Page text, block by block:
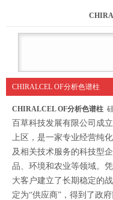
CHIRALCEL OF分析色谱柱
CHIRALCEL OF分析色谱柱
百草科技发展有限公司成
上区，是一家专业经营纯
及相关技术服务的科技型
品、环境和农业等领域。
大客户建立了长期稳定的
定为“供应商”，得到了政